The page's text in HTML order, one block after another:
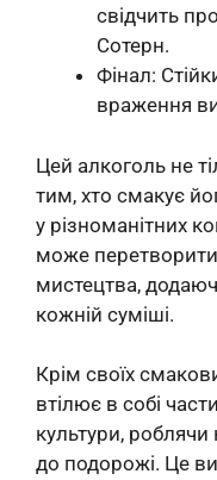
свідчить
Сотерн.
Фінал:
враження
Цей алкоголь не
тим, хто смакує
у різноманітних
може перетворити
мистецтва,
кожній суміші.
Крім своїх
втілює в собі
культури,
до подорожі. Це